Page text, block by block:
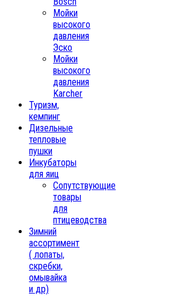
Мойки
высокого
давления
Эско
Мойки
высокого
давления
Karcher
Туризм,
кемпинг
Дизельные
тепловые
пушки
Инкубаторы
для яиц
Сопутствующие
товары
для
птицеводства
Зимний
ассортимент
( лопаты,
скребки,
омывайка
и др)